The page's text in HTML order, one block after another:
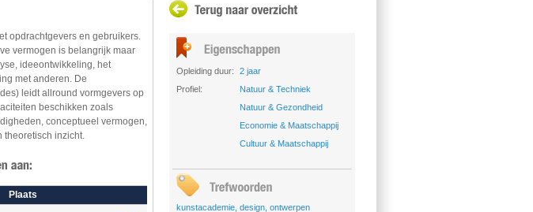
opdrachtgevers en gebruikers.
vermogen is belangrijk maar
ideeontwikkeling, het
met anderen. De
leidt allround vormgevers op
beschikken zoals
conceptueel vermogen,
theoretisch inzicht.
Plaats
Opleiding duur:
2 jaar
Profiel:
Natuur & Techniek
Natuur & Gezondheid
Economie & Maatschappij
Cultuur & Maatschappij
kunstacademie design ontwerpen